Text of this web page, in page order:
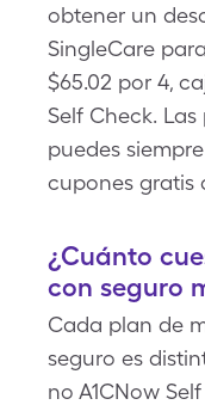
obtener un
SingleCare
$65.02 por 4,
Self Check.
puedes
cupones gratis
¿Cuánto
con seguro
Cada plan de
seguro es
no A1CNow